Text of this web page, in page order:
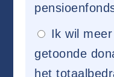
Ik wil
getoonde
het